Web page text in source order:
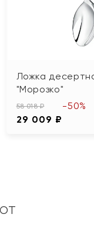
Ложка
"Морозко"
58 018 ₽
29 009 ₽
-50%